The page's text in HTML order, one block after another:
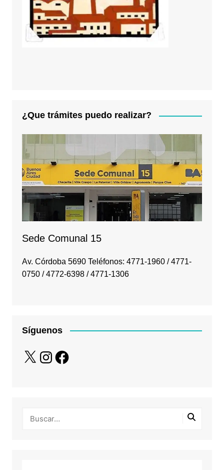
¿Que trámites puedo realizar?
Sede Comunal 15
Av. Córdoba 5690 Teléfonos: 4771-1960 / 4771-
0750 / 4772-6398 / 4771-1306
Síguenos
X InstagramFacebook